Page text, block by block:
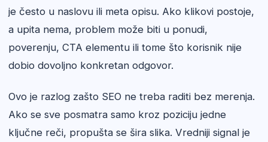
je često u naslovu ili meta opisu. Ako klikovi postoje,
a upita nema, problem može biti u ponudi,
poverenju, CTA elementu ili tome što korisnik nije
dobio dovoljno konkretan odgovor.
Ovo je razlog zašto SEO ne treba raditi bez merenja.
Ako se sve posmatra samo kroz poziciju jedne
ključne reči, propušta se šira slika. Vredniji signal je